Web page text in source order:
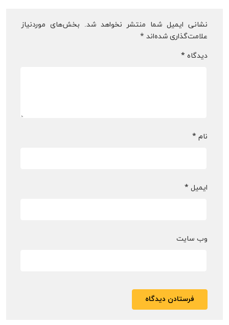
نشانی ایمیل شما منتشر نخواهد شد. بخش‌های موردنیاز
علامت‌گذاری شده‌اند *
دیدگاه *
نام *
ایمیل *
وب‌ سایت